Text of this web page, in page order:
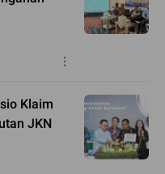
Klaim
JKN